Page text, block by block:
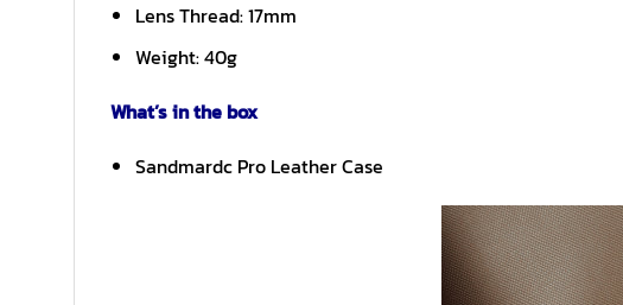
Lens Thread: 17mm
Weight: 40g
What’s in the box
Sandmardc Pro Leather Case